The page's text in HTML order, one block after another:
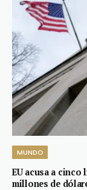
MUNDO
EU acusa a cinco
millones de